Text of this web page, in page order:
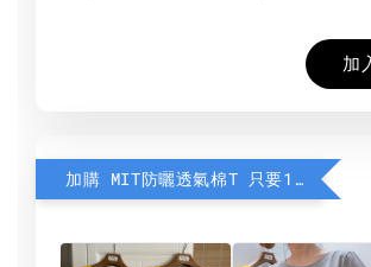
加
加購 MIT防曬透氣棉T 只要190元